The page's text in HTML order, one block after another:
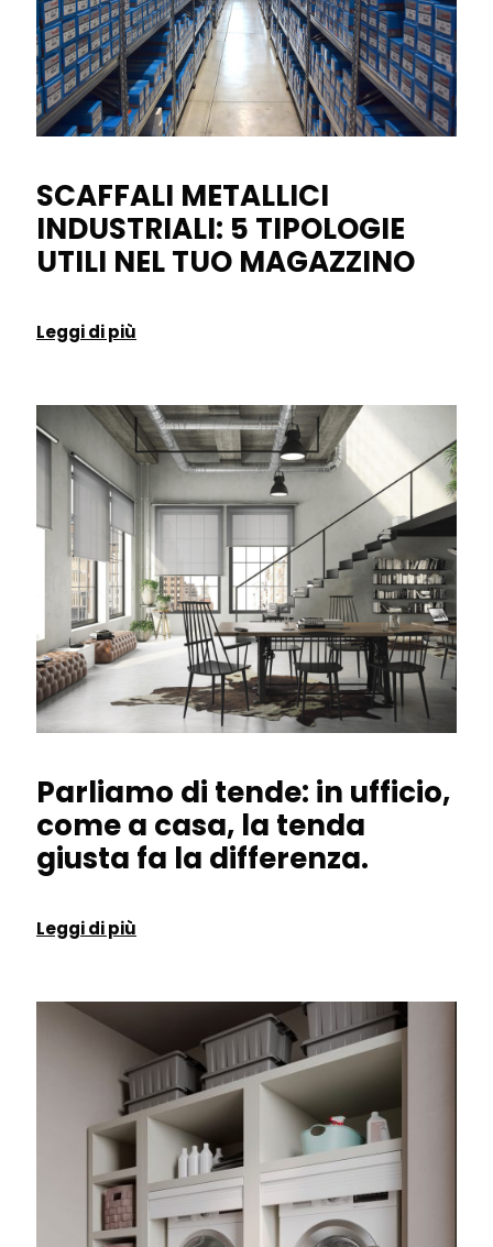
SCAFFALI METALLICI
INDUSTRIALI: 5 TIPOLOGIE
UTILI NEL TUO MAGAZZINO
Leggi di più
Parliamo di tende: in ufficio,
come a casa, la tenda
giusta fa la differenza.
Leggi di più